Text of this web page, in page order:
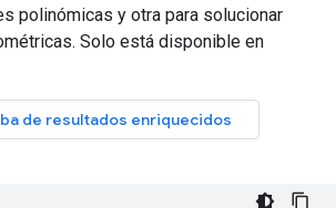
polinómicas y otra para solucionar
Solo está disponible en